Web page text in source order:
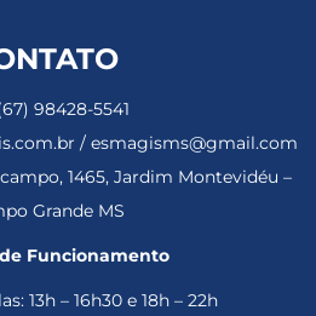
98428-5541
/ esmagisms@gmail.com
1465, Jardim Montevidéu –
Grande MS
Funcionamento
13h – 16h30 e 18h – 22h